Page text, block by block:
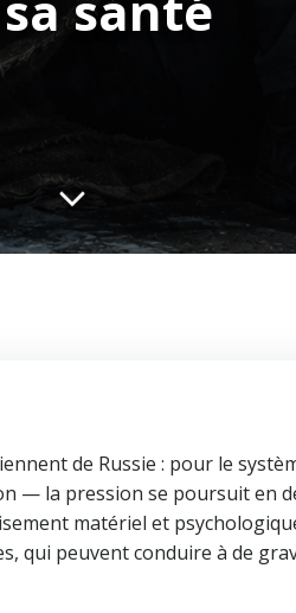
de Russie : pour le
— la pression se poursuit en
matériel et
qui peuvent conduire à de